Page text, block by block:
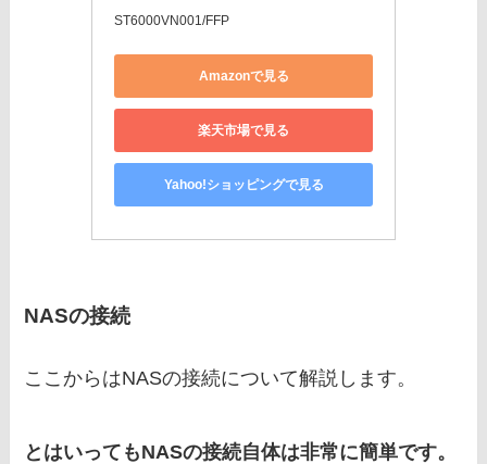
ST6000VN001/FFP
Amazonで見る
楽天市場で見る
Yahoo!ショッピングで見る
NASの接続
ここからはNASの接続について解説します。
とはいってもNASの接続自体は非常に簡単です。